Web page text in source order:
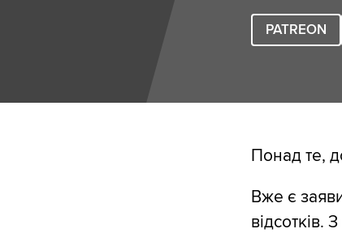
PATREON
Понад те,
Вже є
відсотків.